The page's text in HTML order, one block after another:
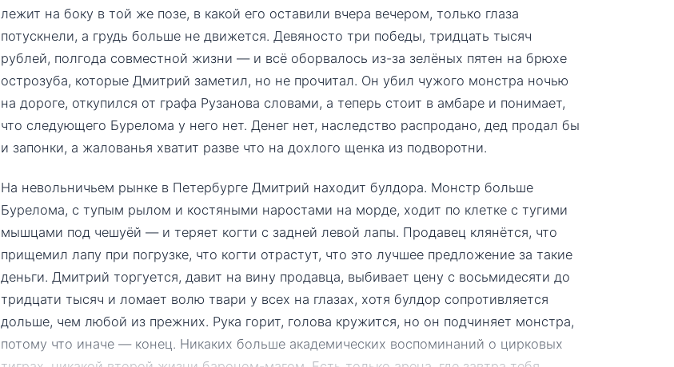
лежит на боку в той же позе, в какой его оставили вчера вечером, только глаза
потускнели, а грудь больше не движется. Девяносто три победы, тридцать тысяч
рублей, полгода совместной жизни — и всё оборвалось из-за зелёных пятен на брюхе
острозуба, которые Дмитрий заметил, но не прочитал. Он убил чужого монстра ночью
на дороге, откупился от графа Рузанова словами, а теперь стоит в амбаре и понимает,
что следующего Бурелома у него нет. Денег нет, наследство распродано, дед продал бы
и запонки, а жалованья хватит разве что на дохлого щенка из подворотни.
На невольничьем рынке в Петербурге Дмитрий находит булдора. Монстр больше
Бурелома, с тупым рылом и костяными наростами на морде, ходит по клетке с тугими
мышцами под чешуёй — и теряет когти с задней левой лапы. Продавец клянётся, что
прищемил лапу при погрузке, что когти отрастут, что это лучшее предложение за такие
деньги. Дмитрий торгуется, давит на вину продавца, выбивает цену с восьмидесяти до
тридцати тысяч и ломает волю твари у всех на глазах, хотя булдор сопротивляется
дольше, чем любой из прежних. Рука горит, голова кружится, но он подчиняет монстра,
потому что иначе — конец. Никаких больше академических воспоминаний о цирковых